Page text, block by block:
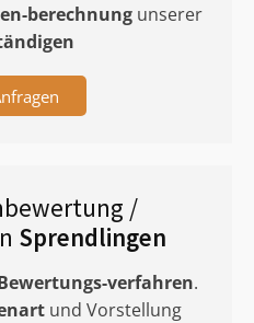
berechnung unserer
/
Sprendlingen
verfahren.
und Vorstellung